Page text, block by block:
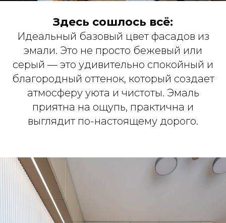
Здесь сошлось всё:
Идеальный базовый цвет фасадов из
эмали. Это не просто бежевый или
серый — это удивительно спокойный и
благородный оттенок, который создает
атмосферу уюта и чистоты. Эмаль
приятна на ощупь, практична и
выглядит по-настоящему дорого.